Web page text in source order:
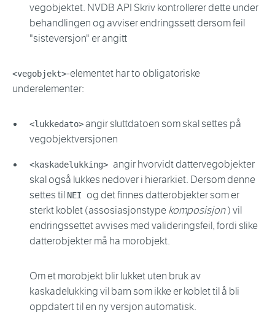
vegobjektet. NVDB API Skriv kontrollerer dette under
behandlingen og avviser endringssett dersom feil
"sisteversjon" er angitt
<vegobjekt>-elementet har to obligatoriske
underelementer:
<lukkedato>angir sluttdatoen som skal settes på
vegobjektversjonen
<kaskadelukking> angir hvorvidt dattervegobjekter
skal også lukkes nedover i hierarkiet. Dersom denne
settes til NEI og det finnes datterobjekter som er
sterkt koblet (assosiasjonstypekomposisjon) vil
endringssettet avvises med valideringsfeil, fordi slike
datterobjekter må ha morobjekt.
Om et morobjekt blir lukket uten bruk av
kaskadelukking vil barn som ikke er koblet til å bli
oppdatert til en ny versjon automatisk.